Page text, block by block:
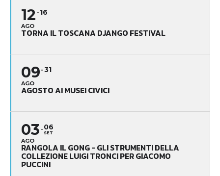
12
AGO
16
TORNA IL TOSCANA DJANGO FESTIVAL
09
AGO
31
AGOSTO AI MUSEI CIVICI
03
AGO
06
SET
RANGOLA IL GONG - GLI STRUMENTI DELLA
COLLEZIONE LUIGI TRONCI PER GIACOMO
PUCCINI